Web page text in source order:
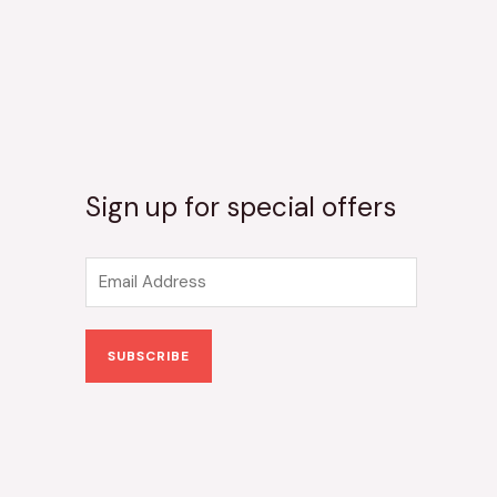
Sign up for special offers
m
a
SUBSCRIBE